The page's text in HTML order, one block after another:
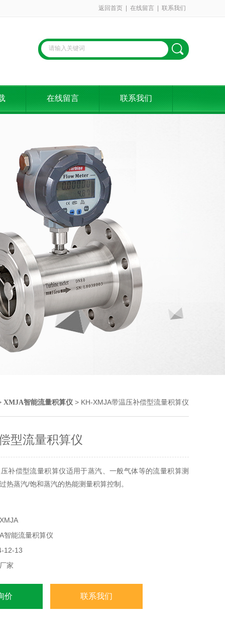
返回首页 在线留言 联系我们
在线留言 联系我们
XMJA智能流量积算仪 > KH-XMJA带温压补偿型流量积算仪
型流量积算仪
补偿型流量积算仪适用于蒸汽、一般气体等的流量积算测
热蒸汽/饱和蒸汽的热能测量积算控制。
智能流量积算仪
12-13
家
价 联系我们